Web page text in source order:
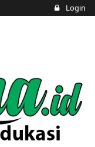
Login